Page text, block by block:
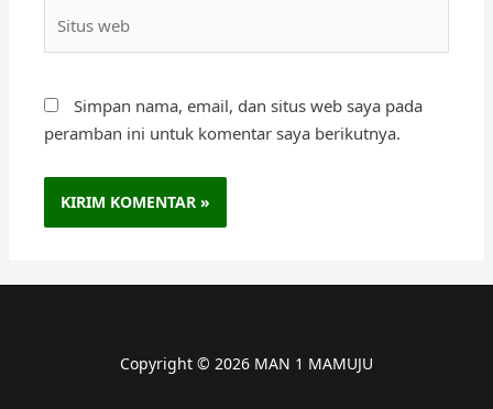
web
Simpan nama, email, dan situs web saya pada
peramban ini untuk komentar saya berikutnya.
Copyright © 2026 MAN 1 MAMUJU